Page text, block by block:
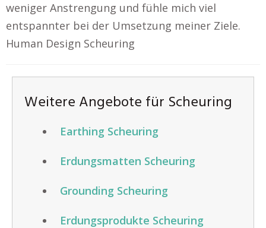
weniger Anstrengung und fühle mich viel
entspannter bei der Umsetzung meiner Ziele.
Human Design Scheuring
Weitere Angebote für Scheuring
Earthing Scheuring
Erdungsmatten Scheuring
Grounding Scheuring
Erdungsprodukte Scheuring